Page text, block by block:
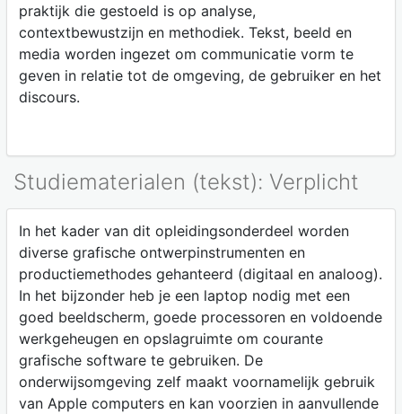
praktijk die gestoeld is op analyse,
contextbewustzijn en methodiek. Tekst, beeld en
media worden ingezet om communicatie vorm te
geven in relatie tot de omgeving, de gebruiker en het
discours.
Studiematerialen (tekst): Verplicht
In het kader van dit opleidingsonderdeel worden
diverse grafische ontwerpinstrumenten en
productiemethodes gehanteerd (digitaal en analoog).
In het bijzonder heb je een laptop nodig met een
goed beeldscherm, goede processoren en voldoende
werkgeheugen en opslagruimte om courante
grafische software te gebruiken. De
onderwijsomgeving zelf maakt voornamelijk gebruik
van Apple computers en kan voorzien in aanvullende